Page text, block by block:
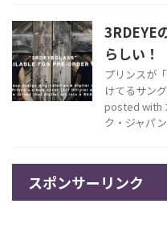
3RDEYE
らしい！
プリンスが
けてるサン
posted with
ク・ジャパ
スポンサーリンク